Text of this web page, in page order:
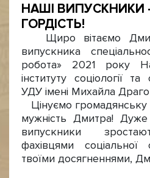
НАШІ ВИПУСКНИКИ
ГОРДІСТЬ!
Щиро вітаємо
випускника
робота» 2021 року
інституту соціології та
УДУ імені Михайла
Цінуємо громадянську
мужність Дмитра!
випускники
фахівцями
твоїми досягненнями,